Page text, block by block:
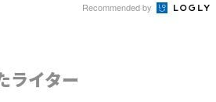
Recommended by
ライター